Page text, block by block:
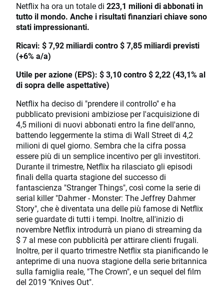
Netflix ha ora un totale di 223,1 milioni di abbonati in
tutto il mondo. Anche i risultati finanziari chiave sono
stati impressionanti.
Ricavi: $ 7,92 miliardi contro $ 7,85 miliardi previsti
(+6% a/a)
Utile per azione (EPS): $ 3,10 contro $ 2,22 (43,1% al
di sopra delle aspettative)
Netflix ha deciso di "prendere il controllo" e ha
pubblicato previsioni ambiziose per l'acquisizione di
4,5 milioni di nuovi abbonati entro la fine dell'anno,
battendo leggermente la stima di Wall Street di 4,2
milioni di quel giorno. Sembra che la cifra possa
essere più di un semplice incentivo per gli investitori.
Durante il trimestre, Netflix ha rilasciato gli episodi
finali della quarta stagione del successo di
fantascienza "Stranger Things", così come la serie di
serial killer "Dahmer - Monster: The Jeffrey Dahmer
Story", che è diventata una delle più famose di Netflix
serie guardate di tutti i tempi. Inoltre, all'inizio di
novembre Netflix introdurrà un piano di streaming da
$ 7 al mese con pubblicità per attirare clienti frugali.
Inoltre, per il quarto trimestre Netflix sta pianificando le
anteprime di una nuova stagione della serie britannica
sulla famiglia reale, "The Crown", e un sequel del film
del 2019 "Knives Out".